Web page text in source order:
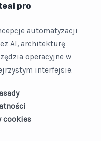
pro
automatyzacji
AI, architekturę
operacyjne w
interfejsie.
cookies